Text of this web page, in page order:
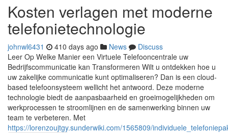
Kosten verlagen met moderne
telefonietechnologie
johnwl6431 410 days ago News
Discuss
Leer Op Welke Manier een Virtuele Telefooncentrale uw
Bedrijfscommunicatie kan Transformeren Wilt u ontdekken hoe u
uw zakelijke communicatie kunt optimaliseren? Dan is een cloud-
based telefoonsysteem wellicht het antwoord. Deze moderne
technologie biedt de aanpasbaarheid en groeimogelijkheden om
werkprocessen te stroomlijnen en de samenwerking binnen uw
team te verbeteren. Met
https://lorenzoujtgy.sunderwiki.com/1565809/